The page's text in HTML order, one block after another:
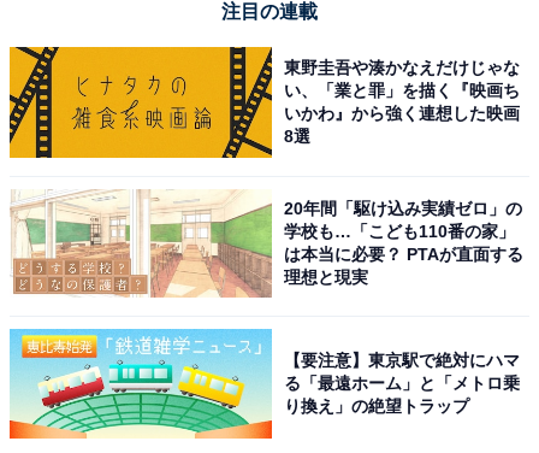
※掲載されている情報は記事公開時のものです。あらか
じめご了承ください。
また、記事中の宿泊プランを予約すると、売上の一部が
オールアバウトに還元されることがあります。
この記事の執筆者：
いもの部
Amazonのセール商品から売れ筋ランキングまで、毎日のお買いも
のがもっと楽しく、もっとお得になる情報をお届け。編集部員によ
こちらもおすすめ
注目の連載
東野圭吾や湊かなえだけじゃな
い、「業と罪」を描く『映画ち
いかわ』から強く連想した映画
8選
20年間「駆け込み実績ゼロ」の
学校も…「こども110番の家」
は本当に必要？ PTAが直面する
理想と現実
【要注意】東京駅で絶対にハマ
る「最遠ホーム」と「メトロ乗
り換え」の絶望トラップ